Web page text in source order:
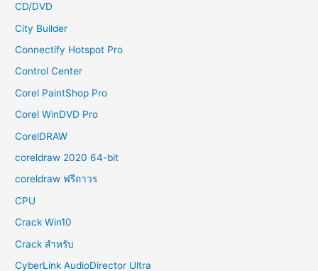
CD/DVD
City Builder
Connectify Hotspot Pro
Control Center
Corel PaintShop Pro
Corel WinDVD Pro
CorelDRAW
coreldraw 2020 64-bit
coreldraw ฟรีถาวร
CPU
Crack Win10
Crack สำหรับ
CyberLink AudioDirector Ultra